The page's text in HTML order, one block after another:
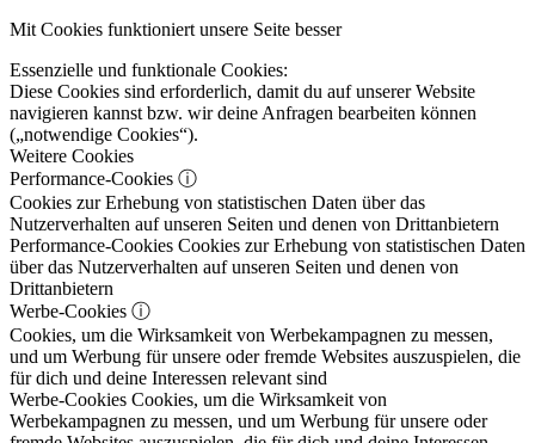
Mit Cookies funktioniert unsere Seite besser
Essenzielle und funktionale Cookies:
Diese Cookies sind erforderlich, damit du auf unserer Website
navigieren kannst bzw. wir deine Anfragen bearbeiten können
(„notwendige Cookies“).
Weitere Cookies
Performance-Cookies ⓘ
Cookies zur Erhebung von statistischen Daten über das
Nutzerverhalten auf unseren Seiten und denen von Drittanbietern
Performance-Cookies Cookies zur Erhebung von statistischen Daten
über das Nutzerverhalten auf unseren Seiten und denen von
Drittanbietern
Werbe-Cookies ⓘ
Cookies, um die Wirksamkeit von Werbekampagnen zu messen,
und um Werbung für unsere oder fremde Websites auszuspielen, die
für dich und deine Interessen relevant sind
Werbe-Cookies Cookies, um die Wirksamkeit von
Werbekampagnen zu messen, und um Werbung für unsere oder